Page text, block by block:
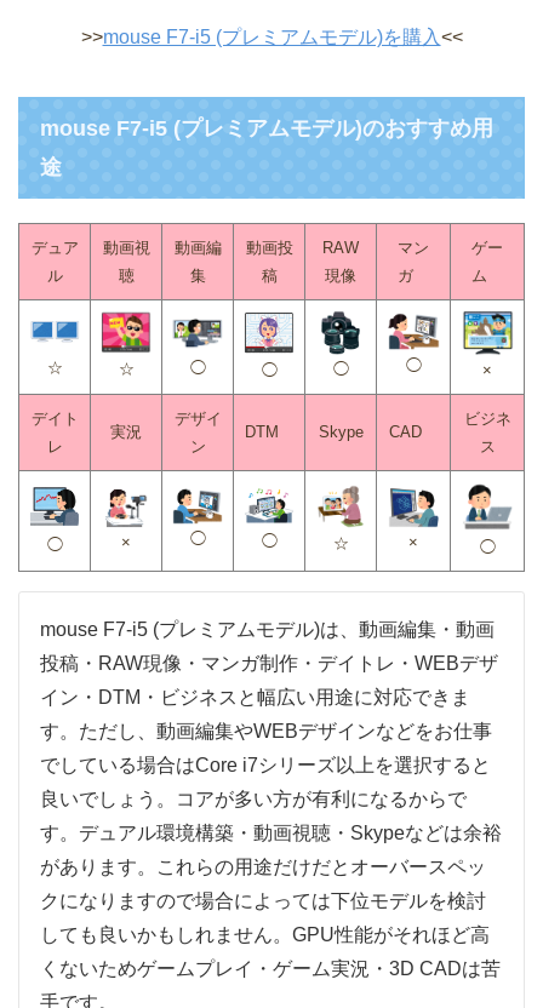
>>mouse F7-i5 (プレミアムモデル)を購入<<
mouse F7-i5 (プレミアムモデル)のおすすめ用
途
デュア
ル
動画視
聴
動画編
集
動画投
稿
RAW
現像
マン
ガ
ゲー
ム
☆ ☆ ◯ ◯ ◯ ◯ ×
デイト
レ
実況
デザイ
ン
DTM Skype CAD
ビジネ
ス
◯ × ◯ ◯ ☆ × ◯
mouse F7-i5 (プレミアムモデル)は、動画編集・動画
投稿・RAW現像・マンガ制作・デイトレ・WEBデザ
イン・DTM・ビジネスと幅広い用途に対応できま
す。ただし、動画編集やWEBデザインなどをお仕事
でしている場合はCore i7シリーズ以上を選択すると
良いでしょう。コアが多い方が有利になるからで
す。デュアル環境構築・動画視聴・Skypeなどは余裕
があります。これらの用途だけだとオーバースペッ
クになりますので場合によっては下位モデルを検討
しても良いかもしれません。GPU性能がそれほど高
くないためゲームプレイ・ゲーム実況・3D CADは苦
手です。